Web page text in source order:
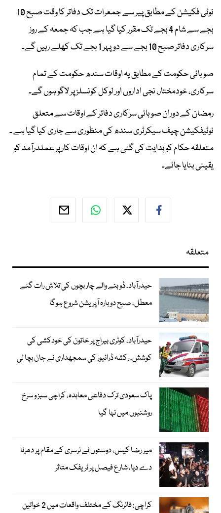
نوٹی فکیشن کے مطابق پیر سے جمعرات تک دفاتر کا وقت صبح 10
بجے سے شام 4 بجے تک مقرر کیا گیا ہے جب کہ جمعہ کے روز
سرکاری دفاتر صبح 10 بجے سے دوپہر 1 بجے تک کھلے رہیں گے۔
صوبائی حکومت کے مطابق یہ اوقات سندھ حکومت کے تمام
سرکاری، خودمختار، نجی اداروں اور لوکل کونسلز پر لاگو ہوں گے۔
رمضان کے دوران صوبائی سرکاری دفاتر کے اوقات سے متعلق
نوٹیفکیشن چیف سیکرٹری سندھ کی منظوری سے جاری کیا گیا ہے ۔
متعلقہ حکام کو ہدایت کی گئی ہے کہ ان اوقات کار پر عملدرآمد کو
یقینی بنایا جائے۔
متعلقہ
حیدرآباد، ڈوبنے والے چار بچوں کی تلاش رات گئے
معطل، صبح دوبارہ آپریشن شروع ہوگا
حیدرآباد، کوٹری بیراج پر خاتون کی خودکشی کی
کوشش، رکشہ ڈرائیور کی سمجھداری نے جان بچا لی
پاک سعودی ترک دفاعی معاہدہ، کراچی سبز و سرخ
روشنیوں میں نہا گیا
میر رضا کیس، دوستوں نے نرسری کے مقام پر دھرنا
دے دیا، شارع فیصل پر ٹریفک متاثر
کراچی: فائرنگ کے مختلف واقعات میں 2 خواتین